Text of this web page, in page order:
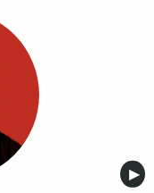
▶︎